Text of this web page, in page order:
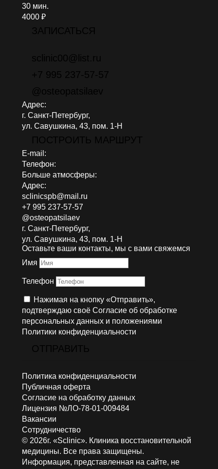
30 мин.
4000 ₽
ЗАПИСАТЬСЯ
sclinic00@list.ru
+7 995 237-57-57
@osteopatsilaev
Адрес:
г. Санкт-Петербург,
ул. Савушкина, 43, пом. 1-Н
ПОСТРОИТЬ МАРШРУТ
E-mail:
Телефон:
Больше атмосферы:
Адрес:
sclinicspb@mail.ru
+7 995 237-57-57
@osteopatsilaev
г. Санкт-Петербург,
ул. Савушкина, 43, пом. 1-Н
Оставьте ваши контакты, мы с вами свяжемся
Имя
Телефон
Нажимая на кнопку «Отправить»,
подтверждаю своё Согласие об обработке
персональных данных и положениями
Политики конфиденциальности
ОТПРАВИТЬ
Политика конфиденциальности
Публичная оферта
Согласие на обработку данных
Лицензия №ЛО-78-01-009484
Вакансии
Сотрудничество
© 2026г. «Sclinic». Клиника восстановительной
медицины. Все права защищены.
Информация, представленная на сайте, не